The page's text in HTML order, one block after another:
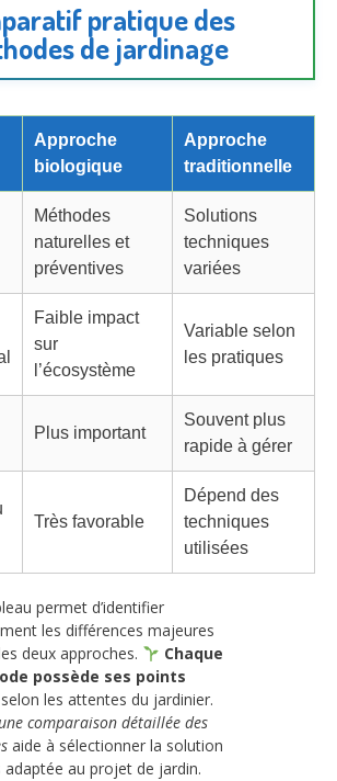
pratique des
de jardinage
Approche
biologique
Approche
traditionnelle
Méthodes
naturelles et
préventives
Solutions
techniques
variées
Faible impact
sur
l’écosystème
Variable selon
les pratiques
Plus important
Souvent plus
rapide à gérer
Très favorable
Dépend des
techniques
utilisées
permet d’identifier
les différences majeures
deux approches.
Chaque
possède ses points
selon les attentes du jardinier.
comparaison détaillée des
aide à sélectionner la solution
adaptée au projet de jardin.